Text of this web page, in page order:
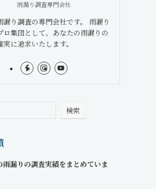
雨漏り調査専門会社
漏り調査の専門会社です。 雨漏り
ロ集団として、あなたの雨漏りの
実に追求いたします。
検索
雨漏りの調査実績をまとめていま